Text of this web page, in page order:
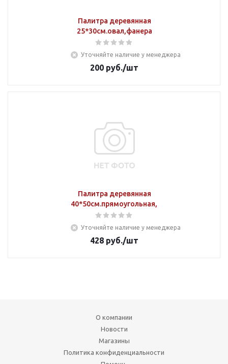
Палитра деревянная
25*30см.овал,фанера
Уточняйте наличие у менеджера
200 руб./шт
Палитра деревянная
40*50см.прямоугольная,фанера
Уточняйте наличие у менеджера
428 руб./шт
О компании
Новости
Магазины
Политика конфиденциальности